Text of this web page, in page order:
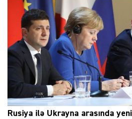
Rusiya ilə Ukrayna arasında